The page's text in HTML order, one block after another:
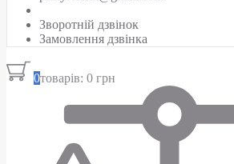
Зворотній дзвінок
Замовлення дзвінка
0товарів: 0 грн